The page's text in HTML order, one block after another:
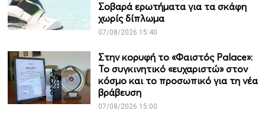
Σοβαρά ερωτήματα για τα σκάφη
χωρίς δίπλωμα
07/08/2026 15:40
Στην κορυφή το «Φαιστός Palace»:
Το συγκινητικό «ευχαριστώ» στον
κόσμο και το προσωπικό για τη νέα
βράβευση
07/08/2026 15:00